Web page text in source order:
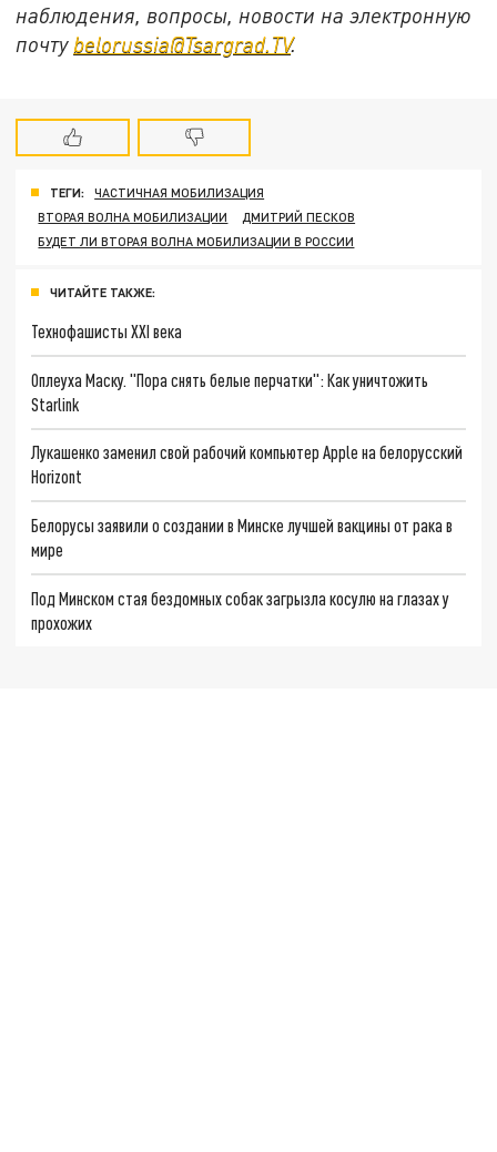
наблюдения, вопросы, новости на электронную
почту belorussia@Tsargrad.TV.
ТЕГИ:
ЧАСТИЧНАЯ МОБИЛИЗАЦИЯ
ВТОРАЯ ВОЛНА МОБИЛИЗАЦИИ
ДМИТРИЙ ПЕСКОВ
БУДЕТ ЛИ ВТОРАЯ ВОЛНА МОБИЛИЗАЦИИ В РОССИИ
ЧИТАЙТЕ ТАКЖЕ:
Технофашисты XXI века
Оплеуха Маску. "Пора снять белые перчатки": Как уничтожить
Starlink
Лукашенко заменил свой рабочий компьютер Apple на белорусский
Horizont
Белорусы заявили о создании в Минске лучшей вакцины от рака в
мире
Под Минском стая бездомных собак загрызла косулю на глазах у
прохожих